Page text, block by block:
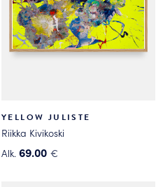
YELLOW JULISTE
Riikka Kivikoski
Alk. 69.00 €